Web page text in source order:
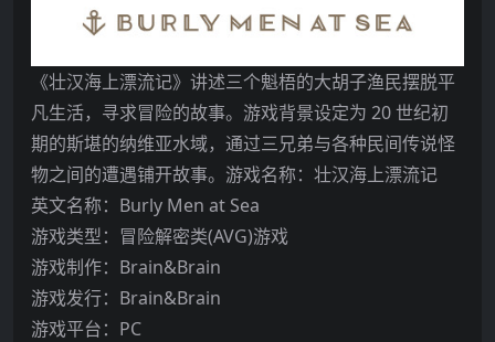
《壮汉海上漂流记》讲述三个魁梧的大胡子渔民摆脱平
凡生活，寻求冒险的故事。游戏背景设定为 20 世纪初
期的斯堪的纳维亚水域，通过三兄弟与各种民间传说怪
物之间的遭遇铺开故事。游戏名称：壮汉海上漂流记
英文名称：Burly Men at Sea
游戏类型：冒险解密类(AVG)游戏
游戏制作：Brain&Brain
游戏发行：Brain&Brain
游戏平台：PC